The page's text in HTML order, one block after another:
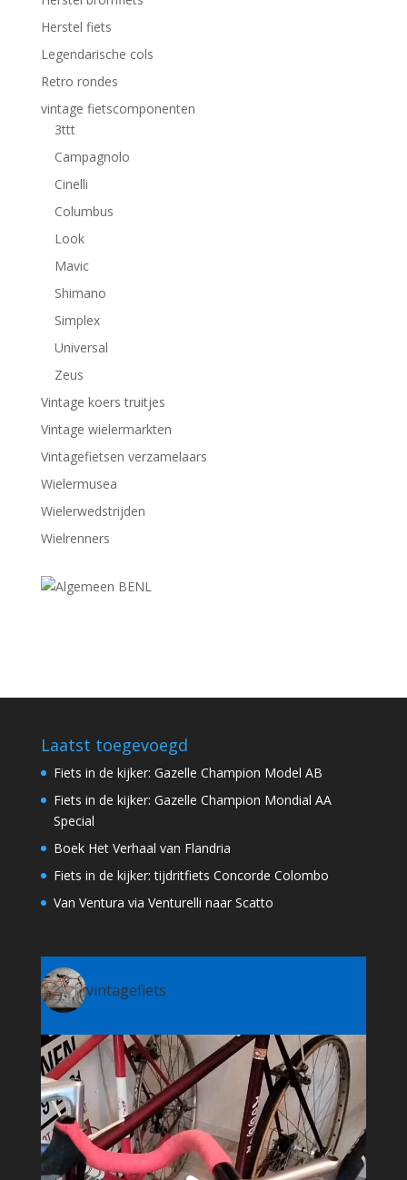
Herstel fiets
Legendarische cols
Retro rondes
vintage fietscomponenten
3ttt
Campagnolo
Cinelli
Columbus
Look
Mavic
Shimano
Simplex
Universal
Zeus
Vintage koers truitjes
Vintage wielermarkten
Vintagefietsen verzamelaars
Wielermusea
Wielerwedstrijden
Wielrenners
Laatst toegevoegd
Fiets in de kijker: Gazelle Champion Model AB
Fiets in de kijker: Gazelle Champion Mondial AA
Special
Boek Het Verhaal van Flandria
Fiets in de kijker: tijdritfiets Concorde Colombo
Van Ventura via Venturelli naar Scatto
vintagefiets